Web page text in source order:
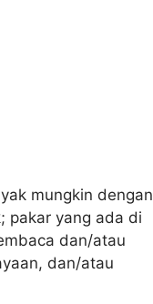
mungkin dengan
pakar yang ada di
dan/atau
dan/atau